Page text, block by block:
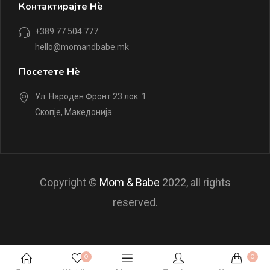
Контактирајте Нè
+389 77 504 777
hello@momandbabe.mk
Посетете Нè
Ул. Народен Фронт 23 лок. 1
Скопје, Македонија
Copyright © Mom & Babe 2022, all rights
reserved.
0 0